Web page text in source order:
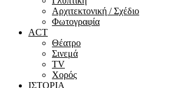
Αρχιτεκτονική / Σχέδιο
Φωτογραφία
ACT
Θέατρο
Σινεμά
ΤV
Χορός
ΙΣΤΟΡΙΑ